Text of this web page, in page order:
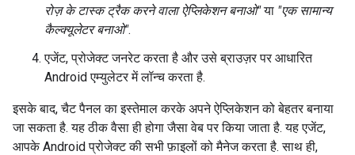
रोज़ के टास्क ट्रैक करने वाला ऐप्लिकेशन बनाओ"या "एक सामान्य
कैल्क्यूलेटर बनाओ".
एजेंट, प्रोजेक्ट जनरेट करता है और उसे ब्राउज़र पर आधारित
Android एम्युलेटर में लॉन्च करता है.
इसके बाद, चैट पैनल का इस्तेमाल करके अपने ऐप्लिकेशन को बेहतर बनाया
जा सकता है. यह ठीक वैसा ही होगा जैसा वेब पर किया जाता है. यह एजेंट,
आपके Android प्रोजेक्ट की सभी फ़ाइलों को मैनेज करता है. साथ ही,